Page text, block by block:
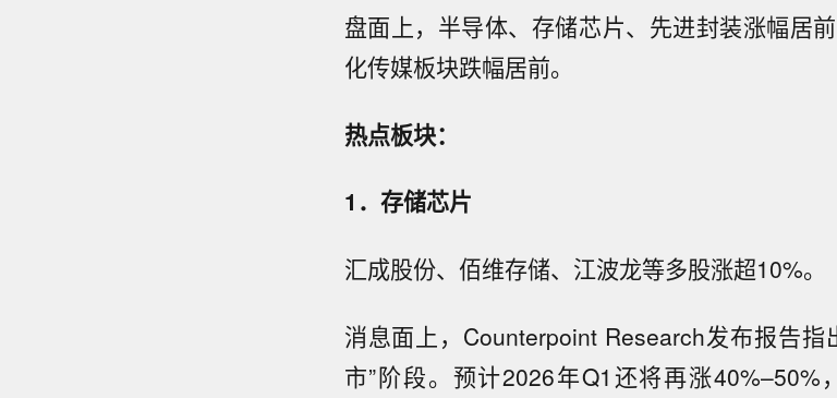
盘面上，半导体、存储芯片、先进封装涨幅居
化传媒板块跌幅居前。
热点板块：
1．存储芯片
汇成股份、佰维存储、江波龙等多股涨超10%。
消息面上，Counterpoint Research发布报告指
市”阶段。预计2026年Q1还将再涨